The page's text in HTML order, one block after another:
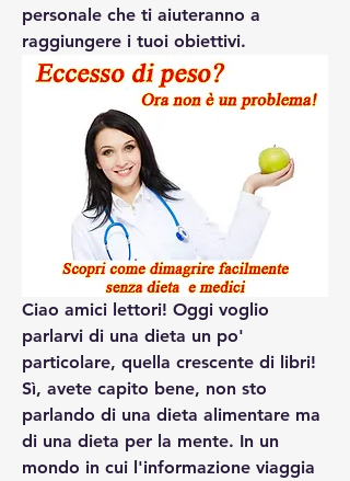
personale che ti aiuteranno a
raggiungere i tuoi obiettivi.
Ciao amici lettori! Oggi voglio
parlarvi di una dieta un po'
particolare, quella crescente di libri!
Sì, avete capito bene, non sto
parlando di una dieta alimentare ma
di una dieta per la mente. In un
mondo in cui l'informazione viaggia